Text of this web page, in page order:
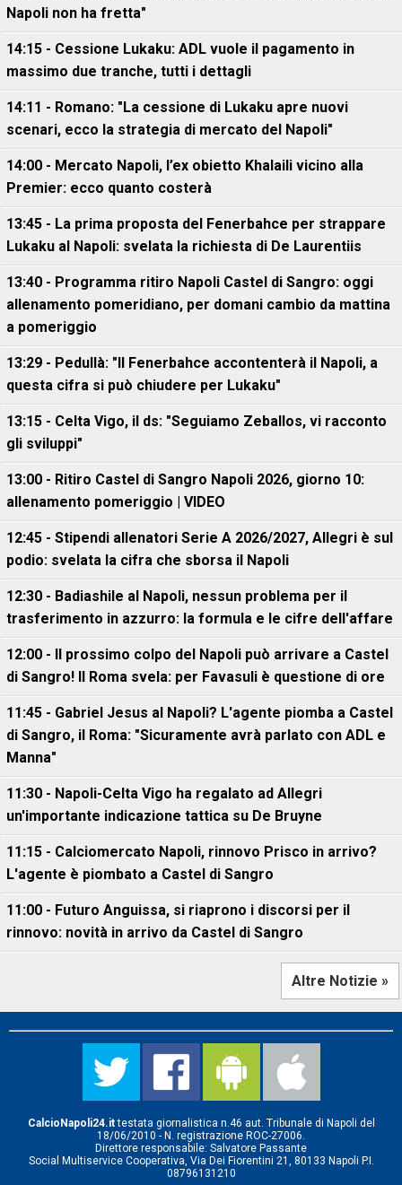
Napoli non ha fretta"
14:15 - Cessione Lukaku: ADL vuole il pagamento in
massimo due tranche, tutti i dettagli
14:11 - Romano: "La cessione di Lukaku apre nuovi
scenari, ecco la strategia di mercato del Napoli"
14:00 - Mercato Napoli, l’ex obietto Khalaili vicino alla
Premier: ecco quanto costerà
13:45 - La prima proposta del Fenerbahce per strappare
Lukaku al Napoli: svelata la richiesta di De Laurentiis
13:40 - Programma ritiro Napoli Castel di Sangro: oggi
allenamento pomeridiano, per domani cambio da mattina
a pomeriggio
13:29 - Pedullà: "Il Fenerbahce accontenterà il Napoli, a
questa cifra si può chiudere per Lukaku"
13:15 - Celta Vigo, il ds: "Seguiamo Zeballos, vi racconto
gli sviluppi"
13:00 - Ritiro Castel di Sangro Napoli 2026, giorno 10:
allenamento pomeriggio | VIDEO
12:45 - Stipendi allenatori Serie A 2026/2027, Allegri è sul
podio: svelata la cifra che sborsa il Napoli
12:30 - Badiashile al Napoli, nessun problema per il
trasferimento in azzurro: la formula e le cifre dell'affare
12:00 - Il prossimo colpo del Napoli può arrivare a Castel
di Sangro! Il Roma svela: per Favasuli è questione di ore
11:45 - Gabriel Jesus al Napoli? L'agente piomba a Castel
di Sangro, il Roma: "Sicuramente avrà parlato con ADL e
Manna"
11:30 - Napoli-Celta Vigo ha regalato ad Allegri
un'importante indicazione tattica su De Bruyne
11:15 - Calciomercato Napoli, rinnovo Prisco in arrivo?
L'agente è piombato a Castel di Sangro
11:00 - Futuro Anguissa, si riaprono i discorsi per il
rinnovo: novità in arrivo da Castel di Sangro
Altre Notizie »
CalcioNapoli24.ittestata giornalistica n.46 aut. Tribunale di Napoli del
18/06/2010 - N. registrazione ROC-27006.
Direttore responsabile: Salvatore Passante
Social Multiservice Cooperativa, Via Dei Fiorentini 21, 80133 Napoli P.I.
08796131210